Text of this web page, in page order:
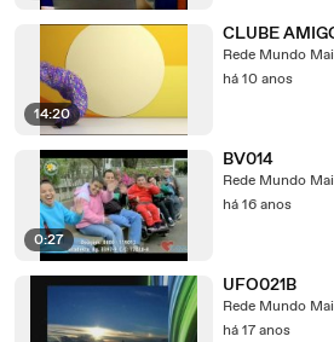
14:20
CLUBE
Rede Mundo
há 10 anos
0:27
BV014
Rede Mundo
há 16 anos
UFO021B
Rede Mundo
há 17 anos